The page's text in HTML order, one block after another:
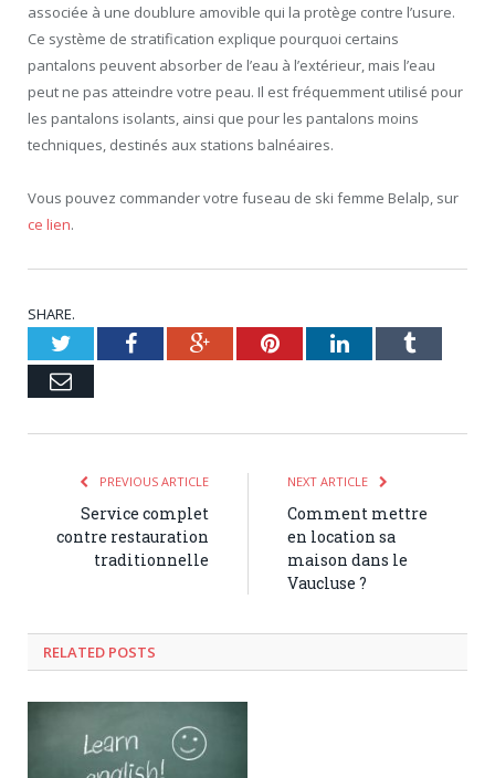
associée à une doublure amovible qui la protège contre l’usure.
Ce système de stratification explique pourquoi certains
pantalons peuvent absorber de l’eau à l’extérieur, mais l’eau
peut ne pas atteindre votre peau. Il est fréquemment utilisé pour
les pantalons isolants, ainsi que pour les pantalons moins
techniques, destinés aux stations balnéaires.
Vous pouvez commander votre fuseau de ski femme Belalp, sur
ce lien.
SHARE.
TwitterFacebookGoogle+PinterestLinkedInTumblr
Email
PREVIOUS ARTICLE
Service complet
contre restauration
traditionnelle
NEXT ARTICLE
Comment mettre
en location sa
maison dans le
Vaucluse ?
RELATED POSTS